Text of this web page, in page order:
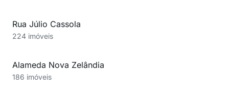
Rua Júlio Cassola
224 imóveis
Alameda Nova Zelândia
186 imóveis